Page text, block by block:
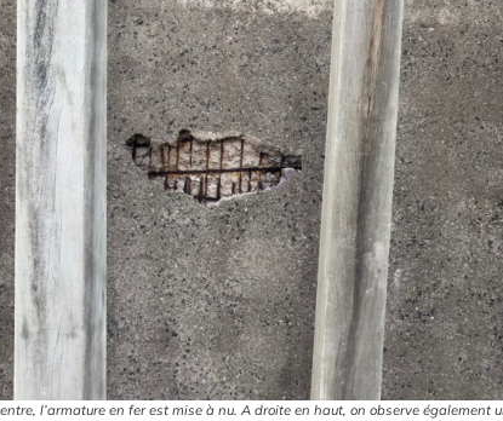
l’armature en fer est mise à nu. A droite en haut, on observe également